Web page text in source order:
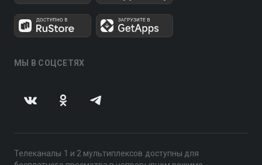
МЫ В СОЦСЕТЯХ
Телеканалы 1 и 2 мультиплексов доступны для